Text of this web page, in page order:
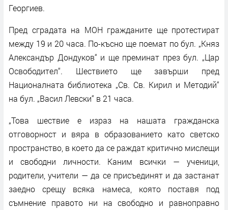
Георгиев.
Пред сградата на МОН гражданите ще протестират
между 19 и 20 часа. По-късно ще поемат по бул. „Княз
Александър Дондуков“ и ще преминат през бул. „Цар
Освободител“. Шествието ще завърши пред
Националната библиотека „Св. Св. Кирил и Методий“
на бул. „Васил Левски“ в 21 часа.
„Това шествие е израз на нашата гражданска
отговорност и вяра в образованието като светско
пространство, в което да се раждат критично мислещи
и свободни личности. Каним всички — ученици,
родители, учители — да се присъединят и да застанат
заедно срещу всяка намеса, която поставя под
съмнение правото ни на свободно и равноправно